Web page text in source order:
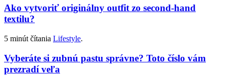
Ako vytvoriť originálny outfit zo second-hand
textilu?
5 minút čítania Lifestyle.
Vyberáte si zubnú pastu správne? Toto číslo vám
prezradí veľa